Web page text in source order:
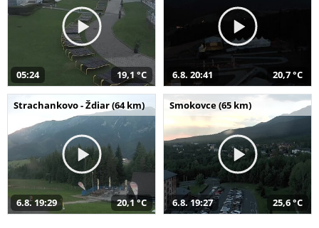
05:24 19,1 °C 6.8. 20:41 20,7 °C
Strachankovo - Ždiar (64 km)
6.8. 19:29 20,1 °C
Smokovce (65 km)
6.8. 19:27 25,6 °C